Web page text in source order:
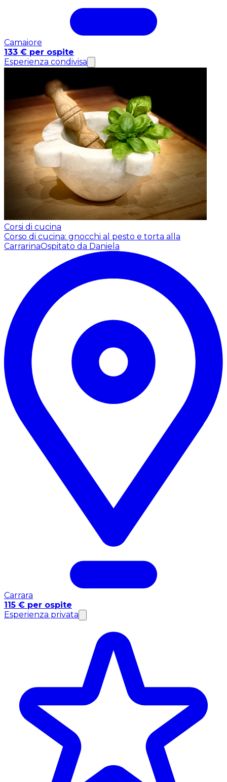
Camaiore
133 € per ospite
Esperienza condivisa
Corsi di cucina
Corso di cucina: gnocchi al pesto e torta alla
CarrarinaOspitato da Daniela
Carrara
115 € per ospite
Esperienza privata